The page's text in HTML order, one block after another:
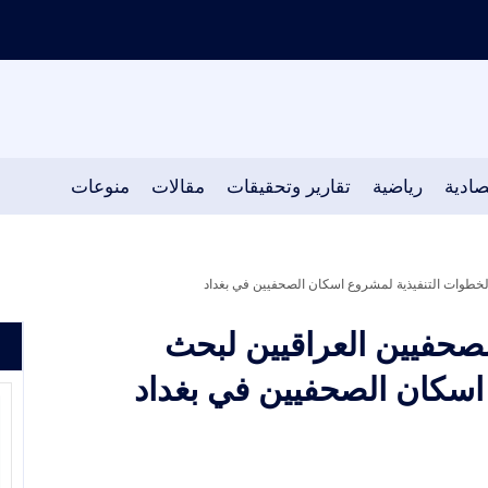
رياضية تقارير وتحقيقات مقالات منوعات
التنفيذية لمشروع اسكان الصحفيين في بغداد
العراقيين لبحث
الصحفيين في بغداد